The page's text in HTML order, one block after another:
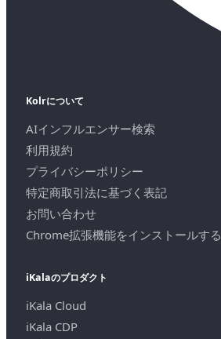
Kolrについて
AIインフルエンサー検索
利用規約
プライバシーポリシー
特定商取引法に基づく表記
お問い合わせ
Chrome拡張機能をインストールする
iKalaのプロダクト
iKala Cloud
iKala CDP